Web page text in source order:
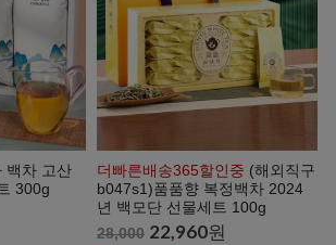
백차 고산
300g
더빠른배송365할인중 (해외직구
b047s1)품품향 복정백차 2024
년 백모단 선물세트 100g
28,000 22,960원